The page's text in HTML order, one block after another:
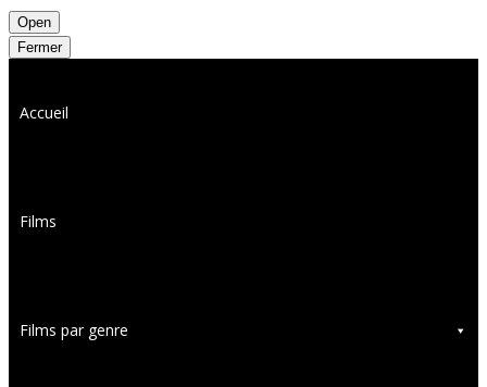
Open
Fermer
Accueil
Films
Films par genre